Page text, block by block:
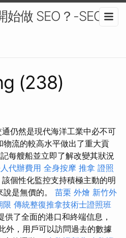
做 SEO？-SEO策
(238)
仍然是現代海洋工業中必不可
流的較高水平做出了重大貢
每艘船並立即了解改變其狀況
代辦費用 全身按摩 推拿 證照
該個性化監控支持積極主動的明
是無價的。 苗栗 外燴 新竹外
限 傳統整復推拿技術士證照班
了全面的港口和終端信息，
外，用戶可以訪問過去的數據